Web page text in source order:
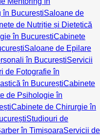
în BucureștiSaloane de
de Nutriție și Dietetică
în BucureștiCabinete
Saloane de Epilare
în BucureștiServicii
de Fotografie în
în BucureștiCabinete
de Psihologie în
Cabinete de Chirurgie în
Studiouri de
în TimișoaraServicii de